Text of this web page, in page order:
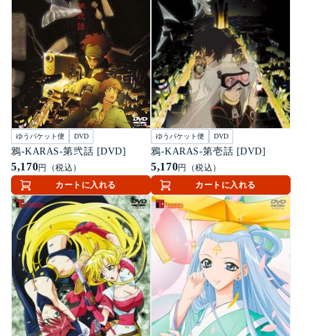
ゆうパケット便 DVD
鴉-KARAS-第弐話 [DVD]
5,170円（税込）
カートに入れる
ゆうパケット便 DVD
鴉-KARAS-第壱話 [DVD]
5,170円（税込）
カートに入れる